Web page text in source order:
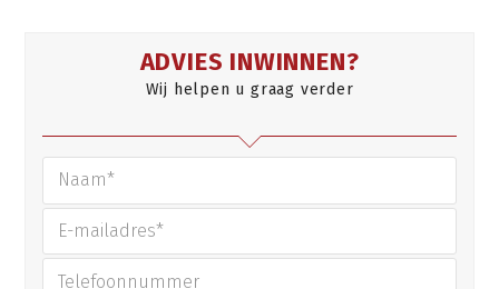
ADVIES INWINNEN?
Wij helpen u graag verder